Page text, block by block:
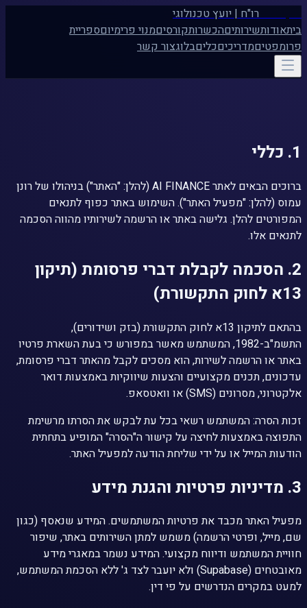
רונן עמוסרו"ח | יועץ טכנולוגי
ביתאודותשירותיםהכשרותקורסיםמנוי פרימיוםספריית
פרומפטיםמדריכיםכליםבלוגצור קשר
1. כללי
ברוכים הבאים לאתר AI FINANCE (להלן: "האתר") בניהולו של רונן
עמוס (להלן: "מפעיל האתר"). השימוש באתר כפוף לתנאים
המפורטים להלן. גלישה באתר או הרשמה לשירותיו מהווה הסכמה
לתנאים אלו.
2. הסכמה לקבלת דברי פרסומת (תיקון
13א לחוק התקשורת)
בהתאם לתיקון 13א לחוק התקשורת (בזק ושידורים),
התשמ"ב-1982, המשתמש מאשר במפורש כי בעת השארת פרטיו
באתר או הרשמה לשירות, הוא מסכים לקבל מהאתר דברי פרסומת,
עדכונים, תכנים מקצועיים והצעות שיווקיות באמצעות דואר
אלקטרוני, מסרונים (SMS) או וואטסאפ.
זכות הסרה: המשתמש רשאי בכל עת לבקש את הסרתו מרשימת
התפוצה באמצעות לחיצה על קישור ה"הסרה" המופיע בתחתית
הודעות המייל או על ידי שליחת הודעה למפעיל האתר.
3. מדיניות פרטיות והגנת מידע
מפעיל האתר מכבד את פרטיות המשתמשים. המידע שנאסף (כגון
שם, מייל, ופרטי הרשמה) משמש למתן השירותים באתר, שיפור
חוויית המשתמש ודיווח מקצועי. המידע נשמר במאגרי מידע
מאובטחים (Supabase) ולא יועבר לצד ג' ללא הסכמת המשתמש,
למעט במקרים הנדרשים על פי דין.